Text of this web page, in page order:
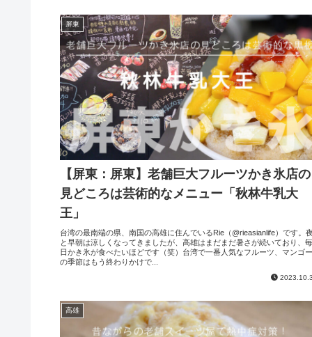
屏東
【屏東：屏東】老舗巨大フルーツかき氷店の
見どころは芸術的なメニュー「秋林牛乳大
王」
台湾の最南端の県、南国の高雄に住んでいるRie（@rieasianlife）です。
と早朝は涼しくなってきましたが、高雄はまだまだ暑さが続いており、毎
日かき氷が食べたいほどです（笑）台湾で一番人気なフルーツ、マンゴー
の季節はもう終わりかけで...
高雄